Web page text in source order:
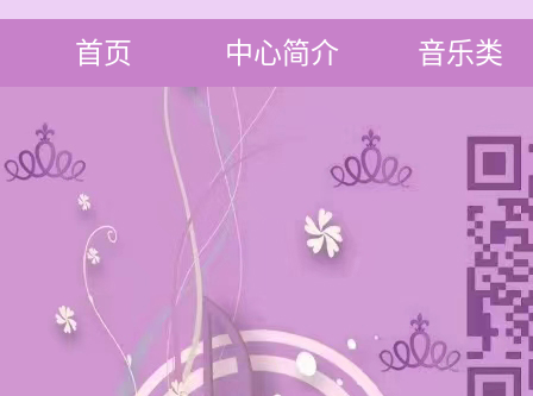
首页 中心简介 音乐类